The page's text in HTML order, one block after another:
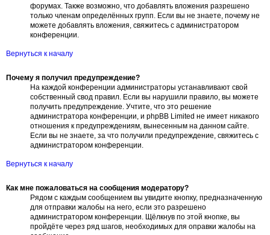
форумах. Также возможно, что добавлять вложения разрешено
только членам определённых групп. Если вы не знаете, почему не
можете добавлять вложения, свяжитесь с администратором
конференции.
Вернуться к началу
Почему я получил предупреждение?
На каждой конференции администраторы устанавливают свой
собственный свод правил. Если вы нарушили правило, вы можете
получить предупреждение. Учтите, что это решение
администратора конференции, и phpBB Limited не имеет никакого
отношения к предупреждениям, вынесенным на данном сайте.
Если вы не знаете, за что получили предупреждение, свяжитесь с
администратором конференции.
Вернуться к началу
Как мне пожаловаться на сообщения модератору?
Рядом с каждым сообщением вы увидите кнопку, предназначенную
для отправки жалобы на него, если это разрешено
администратором конференции. Щёлкнув по этой кнопке, вы
пройдёте через ряд шагов, необходимых для оправки жалобы на